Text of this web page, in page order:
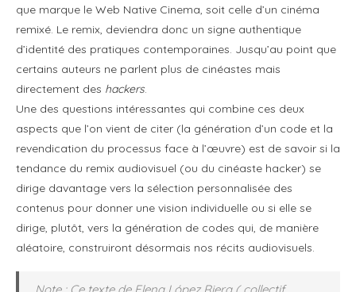
que marque le Web Native Cinema, soit celle d’un cinéma
remixé. Le remix, deviendra donc un signe authentique
d’identité des pratiques contemporaines. Jusqu’au point que
certains auteurs ne parlent plus de cinéastes mais
directement des hackers.
Une des questions intéressantes qui combine ces deux
aspects que l’on vient de citer (la génération d’un code et la
revendication du processus face à l’œuvre) est de savoir si la
tendance du remix audiovisuel (ou du cinéaste hacker) se
dirige davantage vers la sélection personnalisée des
contenus pour donner une vision individuelle ou si elle se
dirige, plutôt, vers la génération de codes qui, de manière
aléatoire, construiront désormais nos récits audiovisuels.